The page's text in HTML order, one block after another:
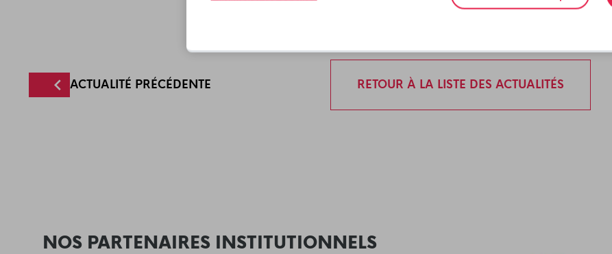
ACTUALITÉ PRÉCÉDENTE RETOUR À LA LISTE DES ACTUALITÉS
NOS PARTENAIRES INSTITUTIONNELS